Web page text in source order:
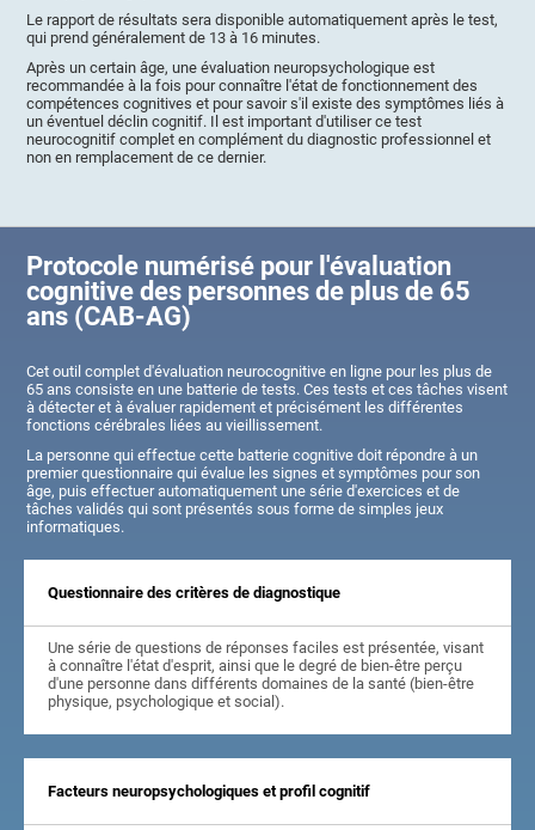
Le rapport de résultats sera disponible automatiquement après le test,
qui prend généralement de 13 à 16 minutes.
Après un certain âge, une évaluation neuropsychologique est
recommandée à la fois pour connaître l'état de fonctionnement des
compétences cognitives et pour savoir s'il existe des symptômes liés à
un éventuel déclin cognitif. Il est important d'utiliser ce test
neurocognitif complet en complément du diagnostic professionnel et
non en remplacement de ce dernier.
Protocole numérisé pour l'évaluation
cognitive des personnes de plus de 65
ans (CAB-AG)
Cet outil complet d'évaluation neurocognitive en ligne pour les plus de
65 ans consiste en une batterie de tests. Ces tests et ces tâches visent
à détecter et à évaluer rapidement et précisément les différentes
fonctions cérébrales liées au vieillissement.
La personne qui effectue cette batterie cognitive doit répondre à un
premier questionnaire qui évalue les signes et symptômes pour son
âge, puis effectuer automatiquement une série d'exercices et de
tâches validés qui sont présentés sous forme de simples jeux
informatiques.
Questionnaire des critères de diagnostique
Une série de questions de réponses faciles est présentée, visant
à connaître l'état d'esprit, ainsi que le degré de bien-être perçu
d'une personne dans différents domaines de la santé (bien-être
physique, psychologique et social).
Facteurs neuropsychologiques et profil cognitif